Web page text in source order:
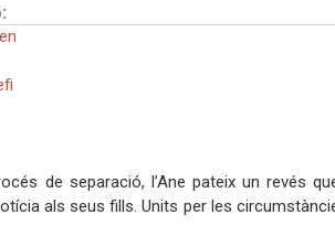
de separació, l’Ane pateix un revés
als seus fills. Units per les